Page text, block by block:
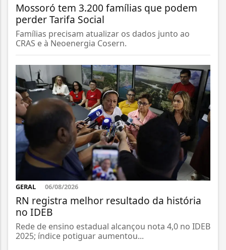
Mossoró tem 3.200 famílias que podem
perder Tarifa Social
Famílias precisam atualizar os dados junto ao
CRAS e à Neoenergia Cosern.
GERAL 06/08/2026
RN registra melhor resultado da história
no IDEB
Rede de ensino estadual alcançou nota 4,0 no IDEB
2025; índice potiguar aumentou...